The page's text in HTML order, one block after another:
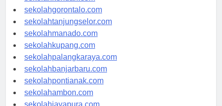
sekolahkendari.com
sekolahgorontalo.com
sekolahtanjungselor.com
sekolahmanado.com
sekolahkupang.com
sekolahpalangkaraya.com
sekolahbanjarbaru.com
sekolahpontianak.com
sekolahambon.com